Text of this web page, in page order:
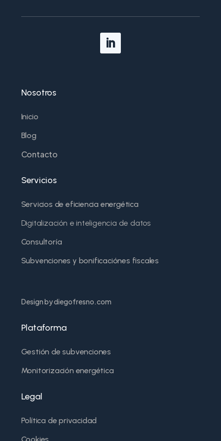
Nosotros
Inicio
Blog
Contacto
Servicios
Servicios de eficiencia energética
Digitalización e inteligencia de datos
Consultoría
Subvenciones y bonificaciónes fiscales
Design by diegofresno.com
Plataforma
Gestión de subvenciones
Monitorización energética
Legal
Política de privacidad